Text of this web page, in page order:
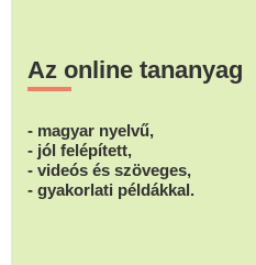
Az online tananyag
- magyar nyelvű,
- jól felépített,
- videós és szöveges,
- gyakorlati példákkal.